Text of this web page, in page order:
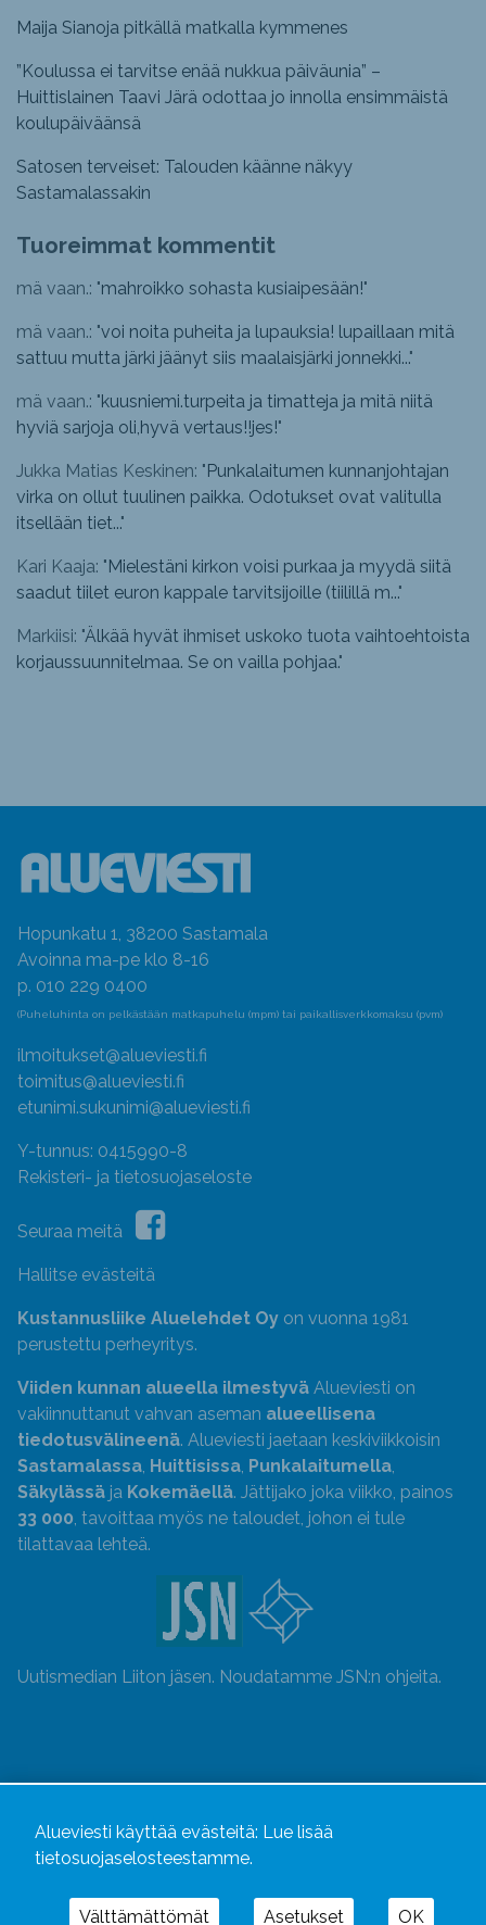
Maija Sianoja pitkällä matkalla kymmenes
”Koulussa ei tarvitse enää nukkua päiväunia” –
Huittislainen Taavi Järä odottaa jo innolla ensimmäistä
koulupäiväänsä
Satosen terveiset: Talouden käänne näkyy
Sastamalassakin
Tuoreimmat kommentit
mä vaan.: "mahroikko sohasta kusiaipesään!"
mä vaan.: "voi noita puheita ja lupauksia! lupaillaan mitä
sattuu mutta järki jäänyt siis maalaisjärki jonnekki..."
mä vaan.: "kuusniemi.turpeita ja timatteja ja mitä niitä
hyviä sarjoja oli,hyvä vertaus!!jes!"
Jukka Matias Keskinen: "Punkalaitumen kunnanjohtajan
virka on ollut tuulinen paikka. Odotukset ovat valitulla
itsellään tiet..."
Kari Kaaja: "Mielestäni kirkon voisi purkaa ja myydä siitä
saadut tiilet euron kappale tarvitsijoille (tiilillä m..."
Markiisi: "Älkää hyvät ihmiset uskoko tuota vaihtoehtoista
korjaussuunnitelmaa. Se on vailla pohjaa."
Hopunkatu 1, 38200 Sastamala
Avoinna ma-pe klo 8-16
p. 010 229 0400
(Puheluhinta on pelkästään matkapuhelu (mpm) tai paikallisverkkomaksu (pvm)
ilmoitukset@alueviesti.fi
toimitus@alueviesti.fi
etunimi.sukunimi@alueviesti.fi
Y-tunnus: 0415990-8
Rekisteri- ja tietosuojaseloste
Seuraa meitä
Hallitse evästeitä
Kustannusliike Aluelehdet Oy on vuonna 1981
perustettu perheyritys.
Viiden kunnan alueella ilmestyvä Alueviesti on
vakiinnuttanut vahvan aseman alueellisena
tiedotusvälineenä. Alueviesti jaetaan keskiviikkoisin
Sastamalassa, Huittisissa, Punkalaitumella,
Säkylässä ja Kokemäellä. Jättijako joka viikko, painos
33 000, tavoittaa myös ne taloudet, johon ei tule
tilattavaa lehteä.
Uutismedian Liiton jäsen. Noudatamme JSN:n ohjeita.
Alueviesti käyttää evästeitä: Lue lisää
tietosuojaselosteestamme.
Välttämättömät Asetukset OK